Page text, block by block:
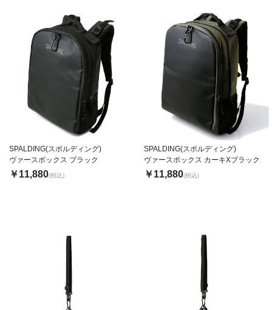
SPALDING(スポルディング)
ヴァースボックス ブラック
￥11,880(税込)
SPALDING(スポルディング)
ヴァースボックス カーキXブラック
￥11,880(税込)